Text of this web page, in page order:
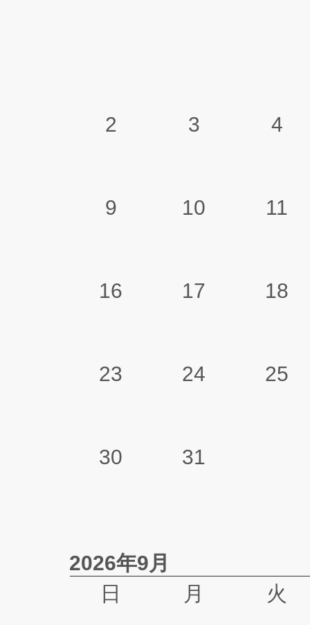
2 3 4
9 10 11
16 17 18
23 24 25
30 31
2026年9月
日
月 火